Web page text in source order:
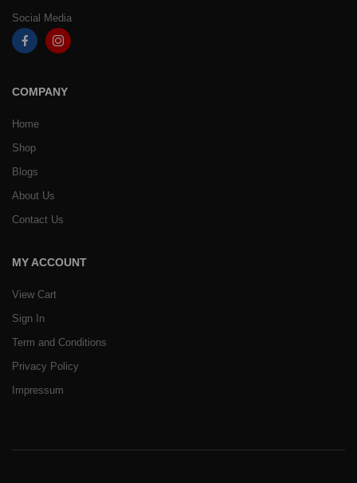
Social Media
COMPANY
Home
Shop
Blogs
About Us
Contact Us
MY ACCOUNT
View Cart
Sign In
Term and Conditions
Privacy Policy
Impressum